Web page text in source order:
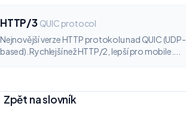
HTTP/3 QUIC protocol
Nejnovější verze HTTP protokolu nad QUIC (UDP-
based). Rychlejší než HTTP/2, lepší pro mobile....
Zpět na slovník